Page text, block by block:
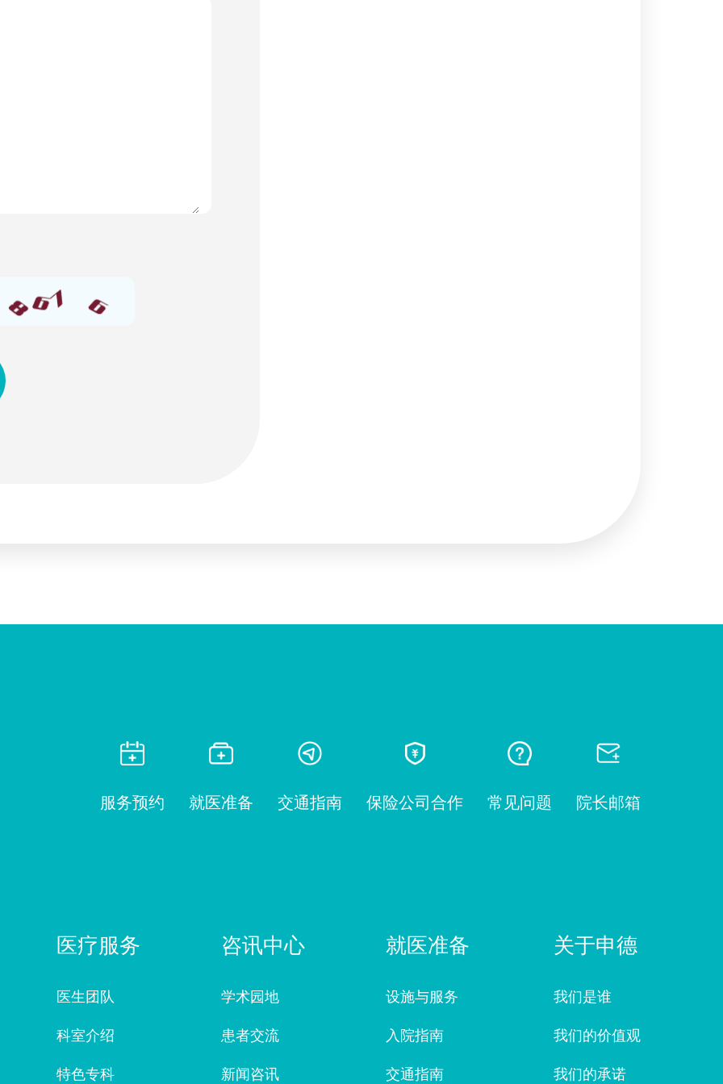
服务预约 就医准备 交通指南 保险公司合作 常见问题 院长邮箱
医疗服务
医生团队
科室介绍
特色专科
咨讯中心
学术园地
患者交流
新闻咨讯
就医准备
设施与服务
入院指南
交通指南
关于申德
我们是谁
我们的价值观
我们的承诺